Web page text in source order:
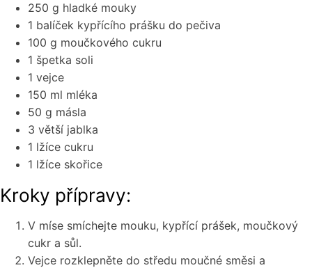
250 g hladké mouky
1 balíček kypřícího prášku do pečiva
100 g moučkového cukru
1 špetka soli
1 vejce
150 ml mléka
50 g másla
3 větší jablka
1 lžíce cukru
1 lžíce skořice
Kroky přípravy:
V míse smíchejte mouku, kypřící prášek, moučkový
cukr a sůl.
Vejce rozklepněte do středu moučné směsi a